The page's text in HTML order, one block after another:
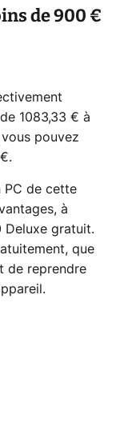
de 900 €
de 1083,33 € à
pouvez
PC de cette
à
Deluxe gratuit.
que
de reprendre